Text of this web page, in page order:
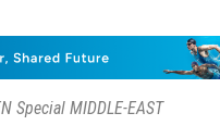
Special MIDDLE-EAST